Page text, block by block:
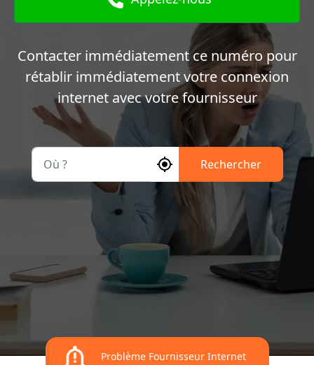
Contacter immédiatement ce numéro pour
rétablir immédiatement votre connexion
internet avec votre fournisseur
Rechercher
Problème Fournisseur Internet